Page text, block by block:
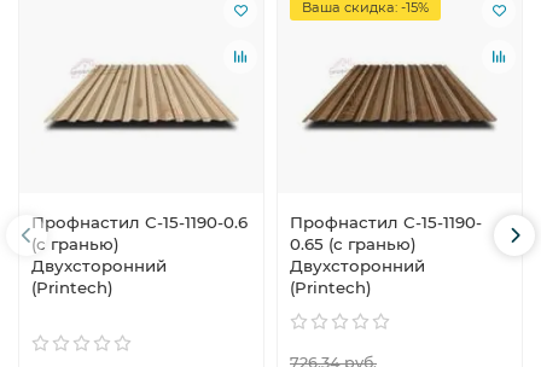
Профнастил С-15-1190-0.6
(с гранью)
Двухсторонний
(Printech)
Ваша скидка: -15%
Профнастил С-15-1190-
0.65 (с гранью)
Двухсторонний
(Printech)
726.34 руб.